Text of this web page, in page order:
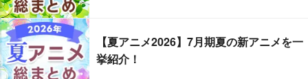
【夏アニメ2026】7月期夏の新アニメを一
挙紹介！